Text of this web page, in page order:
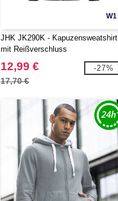
W1
JHK JK290K - Kapuzensweatshirt
mit Reißverschluss
12,99 €
17,70 €
-27%